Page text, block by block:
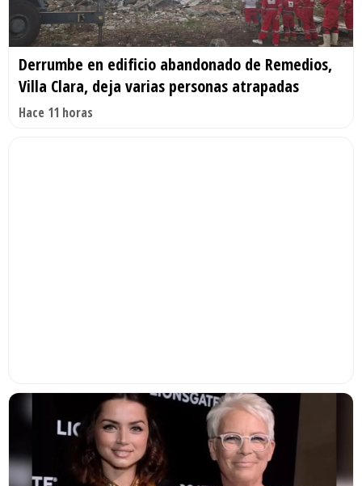
Derrumbe en edificio abandonado de Remedios,
Villa Clara, deja varias personas atrapadas
Hace 11 horas